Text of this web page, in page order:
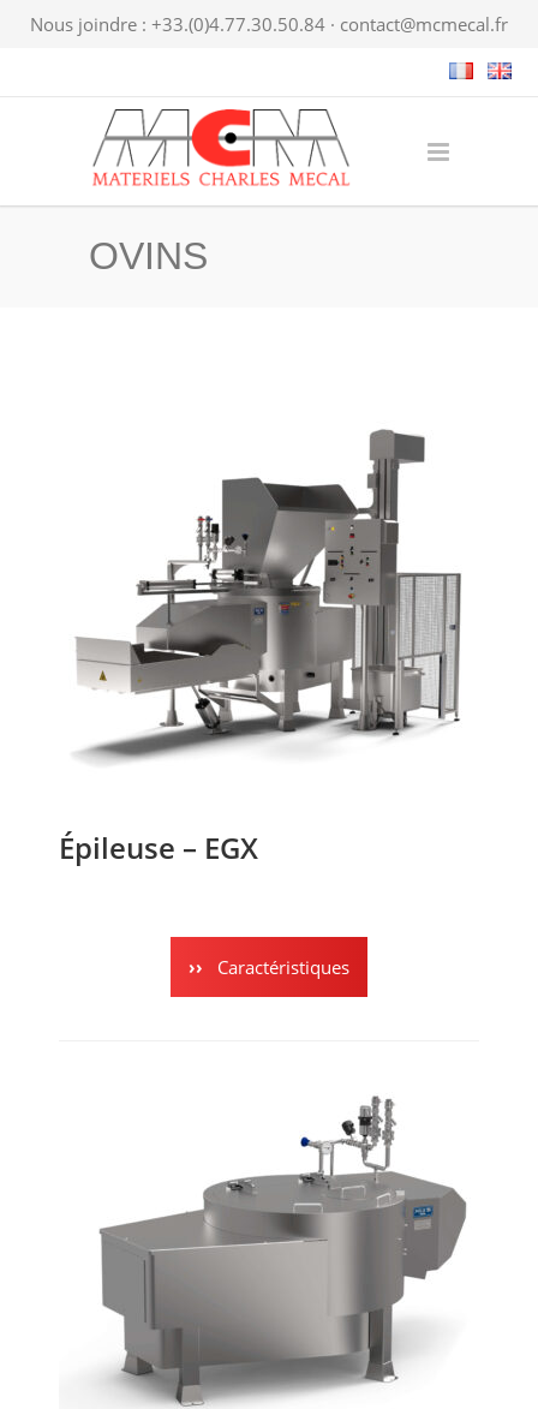
Nous joindre : +33.(0)4.77.30.50.84 · contact@mcmecal.fr
OVINS
Épileuse – EGX
Caractéristiques